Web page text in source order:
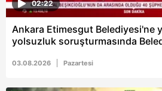
02:22
Ankara Etimesgut Belediyesi'ne
yolsuzluk soruşturmasında
03.08.2026 Pazartesi